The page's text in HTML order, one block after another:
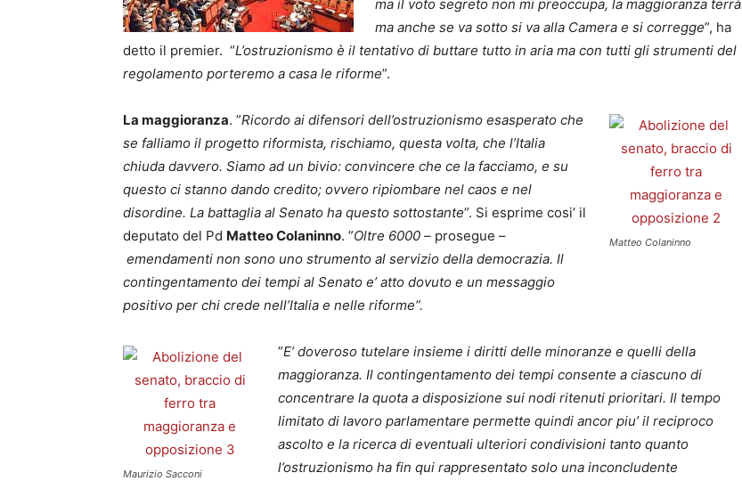
ma il voto segreto non mi preoccupa, la maggioranza terrà
ma anche se va sotto si va alla Camera e si corregge”, ha
detto il premier. “L’ostruzionismo è il tentativo di buttare tutto in aria ma con tutti gli strumenti del
regolamento porteremo a casa le riforme”.
Matteo Colaninno
La maggioranza. ”Ricordo ai difensori dell’ostruzionismo esasperato che
se falliamo il progetto riformista, rischiamo, questa volta, che l’Italia
chiuda davvero. Siamo ad un bivio: convincere che ce la facciamo, e su
questo ci stanno dando credito; ovvero ripiombare nel caos e nel
disordine. La battaglia al Senato ha questo sottostante”. Si esprime cosi’ il
deputato del Pd Matteo Colaninno. ”Oltre 6000 – prosegue –
emendamenti non sono uno strumento al servizio della democrazia. Il
contingentamento dei tempi al Senato e’ atto dovuto e un messaggio
positivo per chi crede nell’Italia e nelle riforme”.
Maurizio Sacconi
”E’ doveroso tutelare insieme i diritti delle minoranze e quelli della
maggioranza. Il contingentamento dei tempi consente a ciascuno di
concentrare la quota a disposizione sui nodi ritenuti prioritari. Il tempo
limitato di lavoro parlamentare permette quindi ancor piu’ il reciproco
ascolto e la ricerca di eventuali ulteriori condivisioni tanto quanto
l’ostruzionismo ha fin qui rappresentato solo una inconcludente